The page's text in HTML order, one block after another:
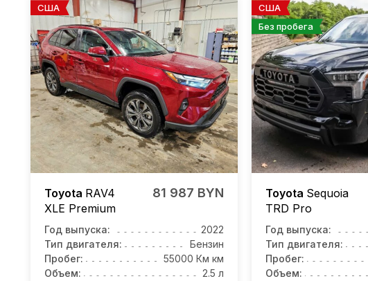
США
Toyota RAV4
XLE Premium
81 987 BYN
Год выпуска:
2022
Тип двигателя:
Бензин
Пробег:
55000 Км км
Объем:
2.5 л
США
Без пробега
Toyota Sequoia
TRD Pro
Год выпуска:
Тип двигателя:
Пробег:
Объем: